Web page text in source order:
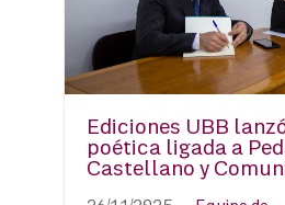
Ediciones UBB
poética ligada a
Castellano y